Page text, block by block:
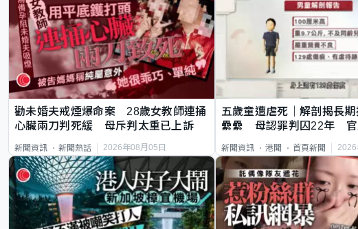
勸未婚夫戒煙爆命案 28歲女教師連捅
心臟兩刀判死緩 母斥判太重已上訴
新聞資訊 新聞熱話 2026年08月05日
五歲童遭虐死｜解剖揭長
纍纍 母認罪判囚22年 官
新聞資訊 港聞 首頁新聞 2026